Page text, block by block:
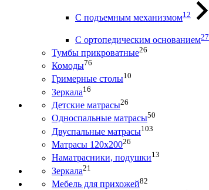
С подъемным механизмом12
С ортопедическим основанием27
Тумбы прикроватные26
Комоды76
Гримерные столы10
Зеркала16
Детские матрасы26
Односпальные матрасы50
Двуспальные матрасы103
Матрасы 120х20026
Наматрасники, подушки13
Зеркала21
Мебель для прихожей82